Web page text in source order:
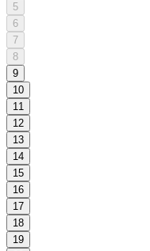
5
6
7
8
9
10
11
12
13
14
15
16
17
18
19